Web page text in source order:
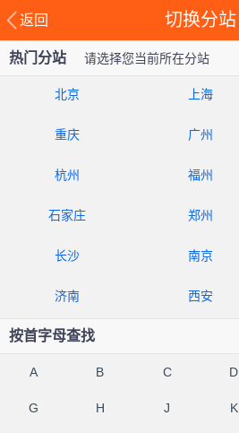
返回 切换分站
热门分站 请选择您当前所在分站
北京 上海
重庆 广州
杭州 福州
石家庄 郑州
长沙 南京
济南 西安
按首字母查找
A B C D
G H J K